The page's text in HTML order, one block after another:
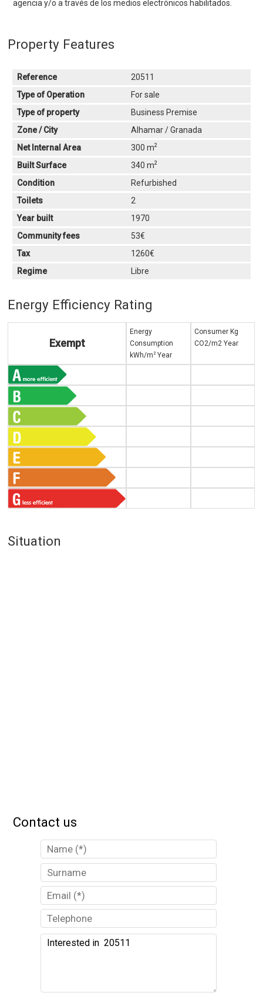
agencia y/o a través de los medios electrónicos habilitados.
Property Features
Reference
20511
Type of Operation
For sale
Type of property
Business Premise
Zone / City
Alhamar / Granada
Net Internal Area
300 m2
Built Surface 340 m2
Condition
Refurbished
Toilets
2
Year built
1970
Community fees
53€
Tax
1260€
Regime
Libre
Energy Efficiency Rating
Exempt
Energy
Consumption
kWh/m 2Year
Consumer Kg
CO2/m2 Year
Situation
Contact us